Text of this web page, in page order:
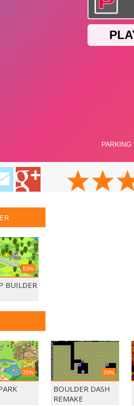
53%
BUILDER
78% 70%
BOULDER DASH
REMAKE